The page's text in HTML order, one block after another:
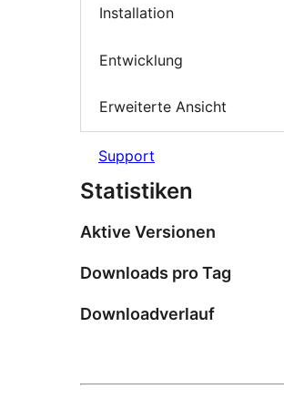
Installation
Entwicklung
Erweiterte Ansicht
Support
Statistiken
Aktive Versionen
Downloads pro Tag
Downloadverlauf